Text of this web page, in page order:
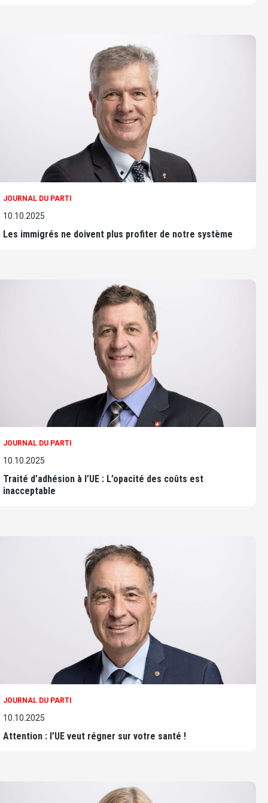
JOURNAL DU PARTI
10.10.2025
Les immigrés ne doivent plus profiter de notre système
JOURNAL DU PARTI
10.10.2025
Traité d’adhésion à l’UE : L’opacité des coûts est
inacceptable
JOURNAL DU PARTI
10.10.2025
Attention : l’UE veut régner sur votre santé !